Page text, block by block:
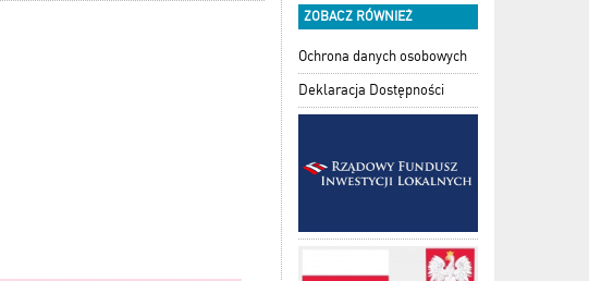
ZOBACZ RÓWNIEŻ
Ochrona danych osobowych
Deklaracja Dostępności